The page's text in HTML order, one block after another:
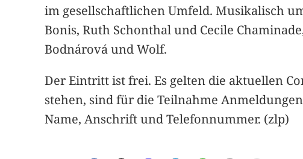
im gesellschaftlichen Umfeld. Musikalisch
Bonis, Ruth Schonthal und Cecile
Bodnárová und Wolf.
Der Eintritt ist frei. Es gelten die aktuellen
stehen, sind für die Teilnahme
Name, Anschrift und Telefonnummer. (zlp)